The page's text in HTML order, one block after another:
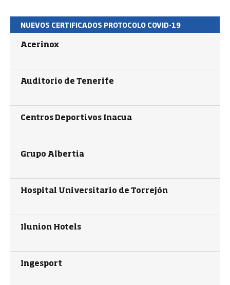
NUEVOS CERTIFICADOS PROTOCOLO COVID-19
Acerinox
Auditorio de Tenerife
Centros Deportivos Inacua
Grupo Albertia
Hospital Universitario de Torrejón
Ilunion Hotels
Ingesport